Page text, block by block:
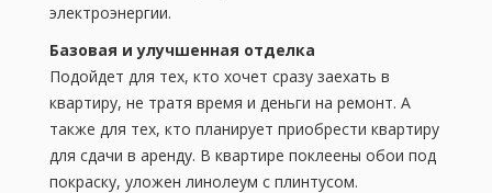
электроэнергии.
Базовая и улучшенная отделка
Подойдет для тех, кто хочет сразу заехать в
квартиру, не тратя время и деньги на ремонт. А
также для тех, кто планирует приобрести квартиру
для сдачи в аренду. В квартире поклеены обои под
покраску, уложен линолеум с плинтусом.